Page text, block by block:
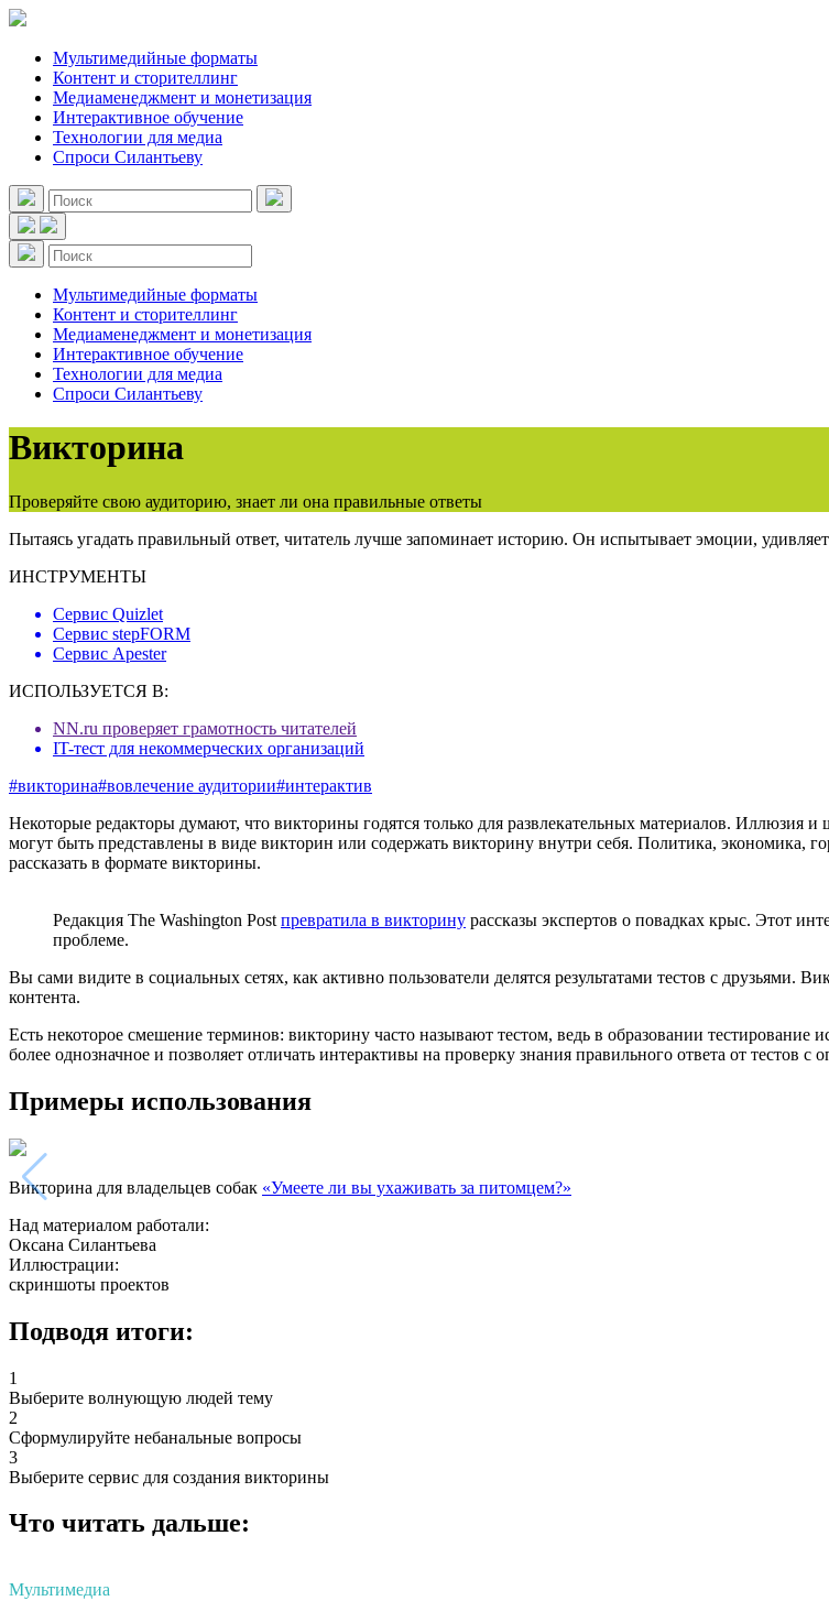
Мультимедийные форматы
Контент и сторителлинг
Медиаменеджмент и монетизация
Интерактивное обучение
Технологии для медиа
Спроси Силантьеву
Мультимедийные форматы
Контент и сторителлинг
Медиаменеджмент и монетизация
Интерактивное обучение
Технологии для медиа
Спроси Силантьеву
Викторина
Проверяйте свою аудиторию, знает ли она правильные ответы
Пытаясь угадать правильный ответ, читатель лучше запоминает историю. Он испытывает эмоции,
ИНСТРУМЕНТЫ
Сервис Quizlet
Сервис stepFORM
Сервис Apester
ИСПОЛЬЗУЕТСЯ В:
NN.ru проверяет грамотность читателей
IT-тест для некоммерческих организаций
#викторина#вовлечение аудитории#интерактив
Некоторые редакторы думают, что викторины годятся только для развлекательных материалов.
могут быть представлены в виде викторин или содержать викторину внутри себя. Политика, экономика,
рассказать в формате викторины.
Редакция The Washington Post превратила в викторину рассказы экспертов о повадках крыс. Этот
проблеме.
Вы сами видите в социальных сетях, как активно пользователи делятся результатами тестов с
контента.
Есть некоторое смешение терминов: викторину часто называют тестом, ведь в образовании
более однозначное и позволяет отличать интерактивы на проверку знания правильного ответа от тестов с
Примеры использования
Викторина для владельцев собак «Умеете ли вы ухаживать за питомцем?»
Над материалом работали:
Оксана Силантьева
Иллюстрации:
скриншоты проектов
Подводя итоги:
1
Выберите волнующую людей тему
2
Сформулируйте небанальные вопросы
3
Выберите сервис для создания викторины
Что читать дальше:
Мультимедиа